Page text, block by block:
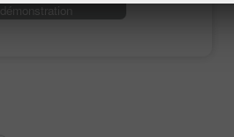
démonstration